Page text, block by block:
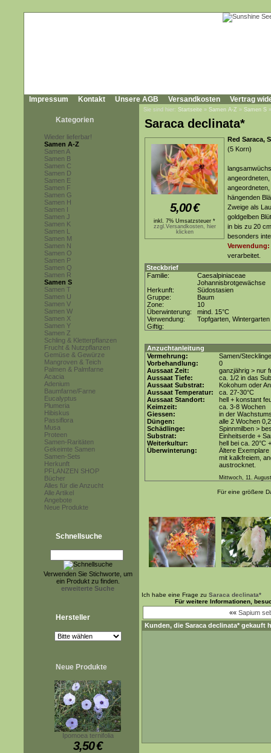
Impressum Kontakt Unsere AGB Versandkosten Vertrag
Kategorien
Wieder lieferbar!
Samen A-Z
Samen A
Samen B
Samen C
Samen D
Samen E
Samen F
Samen G
Samen H
Samen I
Samen J
Samen K
Samen L
Samen M
Samen N
Samen O
Samen P
Samen Q
Samen R
Samen S
Samen T
Samen U
Samen V
Samen W
Samen X
Samen Y
Samen Z
Schling & Kletterpflanzen
Frucht & Nutzpflanzen
Gemüse & Gewürze
Mangroven & Teich
Palmen & Palmfarne
Acacia
Adenium
Baumfarne/Farne
Eucalyptus
Plumeria
Hibiskus
Passiflora
Musa
Proteen
Samen-Raritäten
Gekeimte Samen
Samen-Sets
Herkunft
PFLANZEN SHOP
Bücher
Alles für die Anzucht
Alle Artikel
Angebote
Neue Produkte
Schnellsuche
Verwenden Sie Stichworte, um
ein Produkt zu finden.
erweiterte Suche
Hersteller
Neue Produkte
Ipomoea ternifolia
3,50€
Sie sind hier: Startseite » Samen A-Z » Samen S
Saraca declinata*
5,00€
inkl. 7% Umsatzsteuer *
zzgl.Versandkosten, hier
klicken
Red Saraca,
(5 Korn)
hängenden
Zweige als
goldgelben
in bis zu 20
besonders
Verwendung:
verarbeitet.
Steckbrief
Familie:
Caesalpiniaceae
Johannisbrotgewächse
Herkunft:
Südostasien
Gruppe:
Baum
Zone:
10
Überwinterung:
mind. 15°C
Verwendung:
Topfgarten, Wintergarten
Giftig:
Anzuchtanleitung
Vermehrung:
Samen/Stecklinge
Vorbehandlung:
0
Aussaat Zeit:
ganzjährig > nur
Aussaat Tiefe:
ca. 1/2 in das
Aussaat Substrat:
Kokohum oder
Aussaat Temperatur:
ca. 27-30°C
Aussaat Standort:
hell + konstant
Keimzeit:
ca. 3-8 Wochen
Giessen:
in der
Düngen:
alle 2 Wochen
Schädlinge:
Spinnmilben >
Substrat:
Einheitserde +
Weiterkultur:
hell bei ca. 20°C
Überwinterung:
Ältere Exemplare
mit kalkfreiem,
austrocknet.
Mittwoch, 11.
Für eine größere
Ich habe eine Frage zu Saraca declinata*
Für weitere Informationen,
«« Sapium
Kunden, die Saraca declinata* gekauft